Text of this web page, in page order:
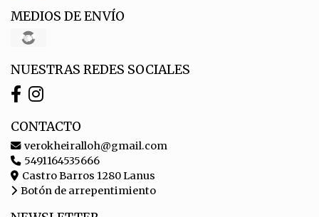
MEDIOS DE ENVÍO
NUESTRAS REDES SOCIALES
CONTACTO
verokheiralloh@gmail.com
5491164535666
Castro Barros 1280 Lanus
Botón de arrepentimiento